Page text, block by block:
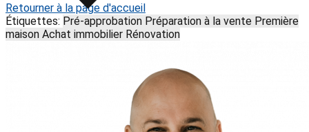
Retourner à la page d'accueil
Étiquettes: Pré-approbation Préparation à la vente Première
maison Achat immobilier Rénovation